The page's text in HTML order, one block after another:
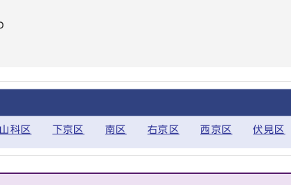
山科区 下京区 南区 右京区 西京区 伏見区